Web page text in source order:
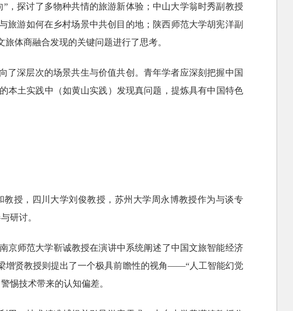
，探讨了多物种共情的旅游新体验；中山大学翁时秀副教授
旅游如何在乡村场景中共创目的地；陕西师范大学胡宪洋副
体商融合发现的关键问题进行了思考。
了深层次的场景共生与价值共创。青年学者应深刻把握中国
本土实践中（如黄山实践）发现真问题，提炼具有中国特色
授，四川大学刘俊教授，苏州大学周永博教授作为与谈专
研讨。
京师范大学靳诚教授在演讲中系统阐述了中国文旅智能经济
增贤教授则提出了一个极具前瞻性的视角——“人工智能幻觉
惕技术带来的认知偏差。